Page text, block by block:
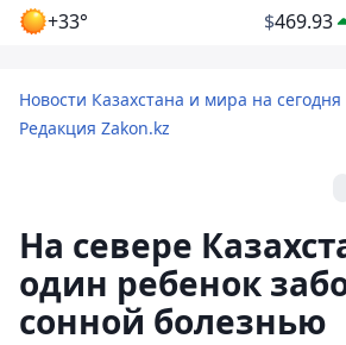
+33° $469.93
Новости Казахстана и мира на сегодня
Редакция Zakon.kz
На севере
один ребенок
сонной болезнью